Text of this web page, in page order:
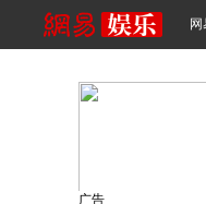
广告